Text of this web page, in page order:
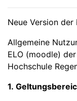
Neue Version
Allgemeine
ELO (moodle)
Hochschule
1.